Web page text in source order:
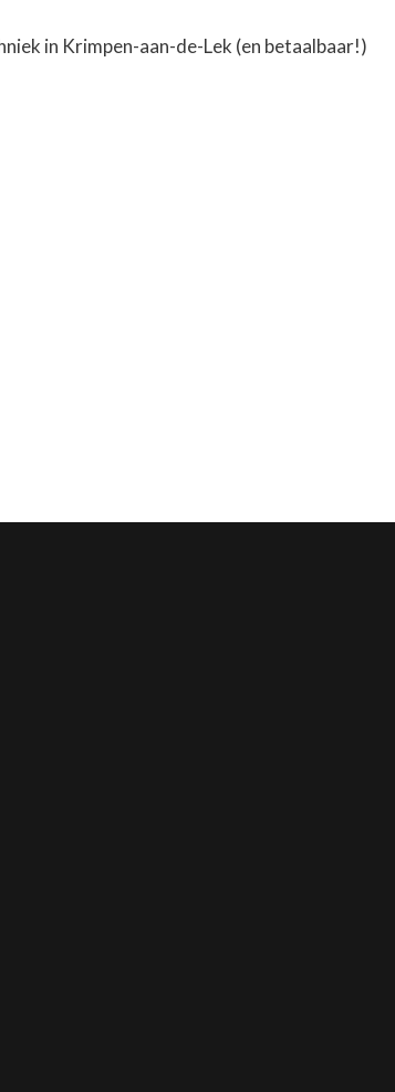
in Krimpen-aan-de-Lek (en betaalbaar!)